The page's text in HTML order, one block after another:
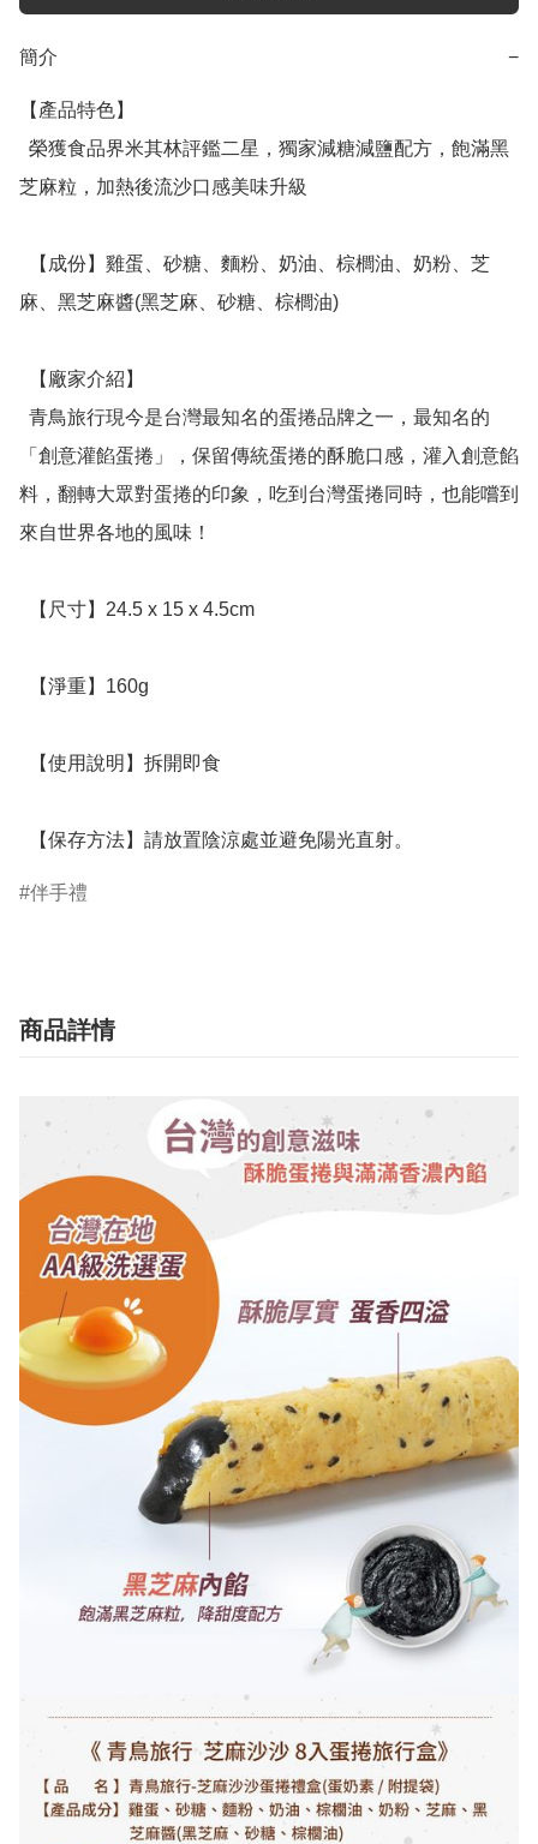
簡介 −
【產品特色】
芝麻粒，加熱後流沙口感美味升級
麻、黑芝麻醬(黑芝麻、砂糖、棕櫚油)
「創意灌餡蛋捲」，保留傳統蛋捲的酥脆口感，灌入創意餡
料，翻轉大眾對蛋捲的印象，吃到台灣蛋捲同時，也能嚐到
來自世界各地的風味！
  【保存方法】請放置陰涼處並避免陽光直射。
伴手禮
商品詳情